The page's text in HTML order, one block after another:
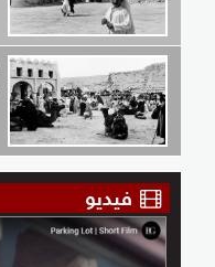
فيديو